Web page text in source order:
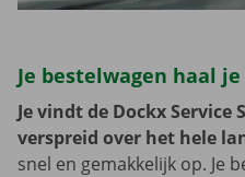
Je bestelwagen haal
Je vindt de Dockx Service
verspreid over het hele
snel en gemakkelijk op. Je